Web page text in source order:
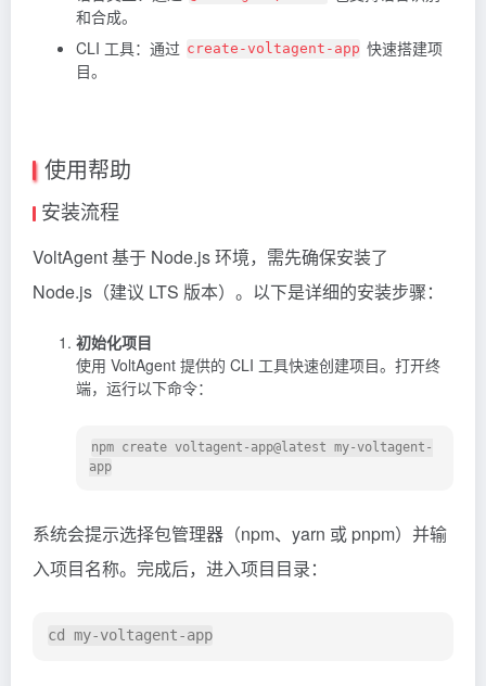
和合成。
CLI 工具：通过 create-voltagent-app 快速搭建项
目。
使用帮助
安装流程
VoltAgent 基于 Node.js 环境，需先确保安装了
Node.js（建议 LTS 版本）。以下是详细的安装步骤：
初始化项目
使用 VoltAgent 提供的 CLI 工具快速创建项目。打开终
端，运行以下命令：
npm create voltagent-app@latest my-voltagent-
系统会提示选择包管理器（npm、yarn 或 pnpm）并输
入项目名称。完成后，进入项目目录：